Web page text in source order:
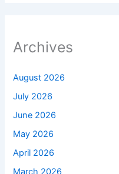
Archives
August 2026
July 2026
June 2026
May 2026
April 2026
March 2026